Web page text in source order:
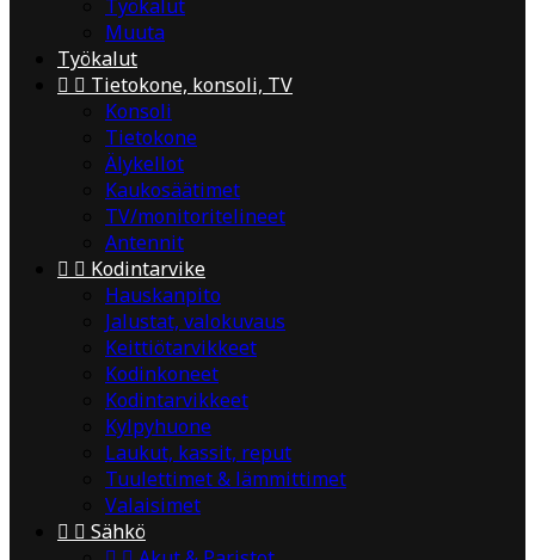
Työkalut
Muuta
Työkalut
  Tietokone, konsoli, TV
Konsoli
Tietokone
Älykellot
Kaukosäätimet
TV/monitoritelineet
Antennit
  Kodintarvike
Hauskanpito
Jalustat, valokuvaus
Keittiötarvikkeet
Kodinkoneet
Kodintarvikkeet
Kylpyhuone
Laukut, kassit, reput
Tuulettimet & lämmittimet
Valaisimet
  Sähkö